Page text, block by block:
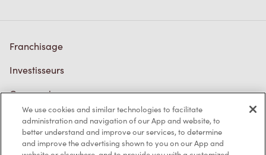
Franchisage
Investisseurs
Communiquer avec nous
Foire aux questions
We use cookies and similar technologies to facilitate
administration and navigation of our App and website, to
better understand and improve our services, to determine
and improve the advertising shown to you on our App and